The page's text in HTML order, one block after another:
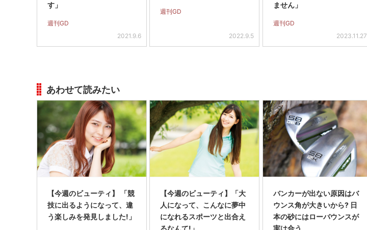
す」
週刊GD
2021.9.6
週刊GD
2022.9.5
ません」
週刊GD
2023.11.27
あわせて読みたい
【今週のビューティ】 「競
技に出るようになって、違
う楽しみを発見しました!」
【今週のビューティ】「大
人になって、こんなに夢中
になれるスポーツと出合え
バンカーが出ない原因はバ
ウンス角が大きいから? 日
本の砂にはローバウンスが